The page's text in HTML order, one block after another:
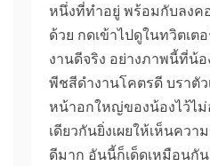
หนึ่งที่ทำอยู่ พร้อมกับลงค
ด้วย กดเข้าไปดูในทวิตเต
งานดีจริง อย่างภาพนี้ที่น้
พีชสีดำงานโคตรดี บราตั
หน้าอกใหญ่ของน้องไว้ไม่
เดียวกันยิ่งเผยให้เห็นคว
ดีมาก อันนี้ก็เด็ดเหมือนกัน